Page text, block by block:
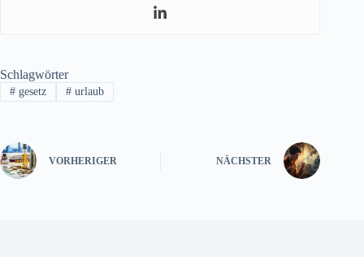
Schlagwörter
#gesetz #urlaub
VORHERIGER NÄCHSTER